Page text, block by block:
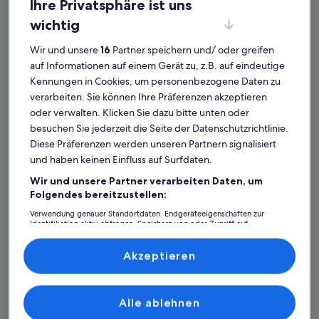
Weitere Infos zu Ruhe und Frieden nahe der Stadt
Ruhe und Frieden nahe der Stadt
Platz für 2 Gäste · 1 Schlafzimmer · 1 Badezimmer
10 von 10
außergewöhnlich
2 Bewertungen
(2
Weitere
Store Magleby:
Ferienunterkünfte mit Top-
Bewertung
Weitere Infos zu Charming Apartment Near City Center Of
Weitere
Ihre Privatsphäre ist uns
wichtig
Wir und unsere16 Partner speichern und/ oder greifen
auf Informationen auf einem Gerät zu, z.B. auf eindeutige
Kennungen in Cookies, um personenbezogene Daten zu
verarbeiten. Sie können Ihre Präferenzen akzeptieren
oder verwalten. Klicken Sie dazu bitte unten oder
besuchen Sie jederzeit die Seite der Datenschutzrichtlinie.
Diese Präferenzen werden unseren Partnern signalisiert
und haben keinen Einfluss auf Surfdaten.
Wir und unsere Partner verarbeiten Daten, um
Folgendes bereitzustellen:
Verwendung genauer Standortdaten. Endgeräteeigenschaften zur
Identifikation aktiv abfragen. Speichern von oder Zugriff auf
Inhalte, Messung von Werbeleistung und der Performance von Inhalten,
Zielgruppenforschung sowie Entwicklung und Verbesserung von
Liste der Partner (Lieferanten)
Alle ablehnen
Akzeptieren